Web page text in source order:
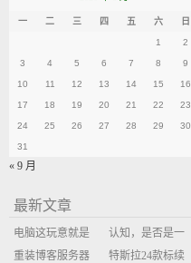
一 二 三 四 五 六 日
1 2
3 4 5 6 7 8 9
10 11 12 13 14 15 16
17 18 19 20 21 22 23
24 25 26 27 28 29 30
31
« 9 月
最新文章
电脑这玩意就是
缝缝补补的事
认知，是否是一
座大山？当架构
重装博客服务器
特斯拉24款标续